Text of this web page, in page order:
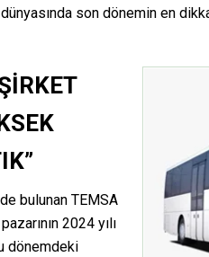
son dönemin en
bulunan TEMSA
2024 yılı
dönemdeki